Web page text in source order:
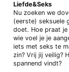
Liefde&Seks
Nu zoeken we
(eerste) seksuele
doet. Hoe praat je
wie voel je je
iets met seks te
zin? Vrij jij veilig?
spannend vindt?